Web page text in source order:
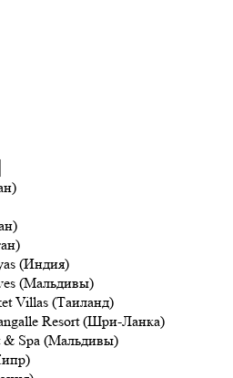
(Индия)
(Мальдивы)
Villas (Таиланд)
Resort (Шри-Ланка)
& Spa (Мальдивы)